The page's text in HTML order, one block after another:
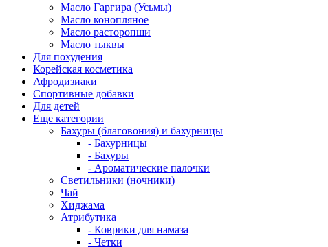
Масло Гаргира (Усьмы)
Масло конопляное
Масло расторопши
Масло тыквы
Для похудения
Корейская косметика
Афродизиаки
Спортивные добавки
Для детей
Еще категории
Бахуры (благовония) и бахурницы
- Бахурницы
- Бахуры
- Ароматические палочки
Светильники (ночники)
Чай
Хиджама
Атрибутика
- Коврики для намаза
- Четки